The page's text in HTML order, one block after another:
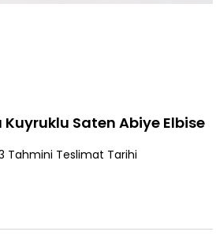
Kuyruklu Saten Abiye Elbise
Tahmini Teslimat Tarihi